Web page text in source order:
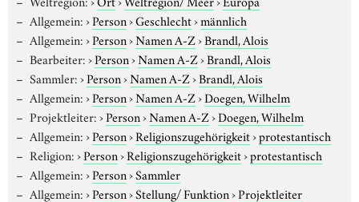
Allgemein:›Person›Geschlecht›männlich
Allgemein:›Person›Namen A-Z›Brandl, Alois
Bearbeiter:›Person›Namen A-Z›Brandl, Alois
Sammler:›Person›Namen A-Z›Brandl, Alois
Allgemein:›Person›Namen A-Z›Doegen, Wilhelm
Projektleiter:›Person›Namen A-Z›Doegen, Wilhelm
Allgemein:›Person›Religionszugehörigkeit›protestantisch
Religion:›Person›Religionszugehörigkeit›protestantisch
Allgemein:›Person›Sammler
Allgemein:›Person›Stellung/ Funktion›Projektleiter